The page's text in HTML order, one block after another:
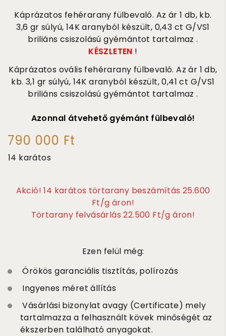
Káprázatos fehérarany fülbevaló. Az ár 1 db, kb.
3,6 gr súlyú, 14K aranyból készült, 0,43 ct G/VS1
briliáns csiszolású gyémántot tartalmaz .
KÉSZLETEN !
Káprázatos ovális fehérarany fülbevaló. Az ár 1 db,
kb. 3,1 gr súlyú, 14K aranyból készült, 0,41 ct G/VS1
briliáns csiszolású gyémántot tartalmaz .
Azonnal átvehető gyémánt fülbevaló!
790 000 Ft
14 karátos
Akció! 14 karátos törtarany beszámítás 25.600
Ft/g áron!
Törtarany felvásárlás 22.500 Ft/g áron!
Ezen felül még:
Örökös garanciális tisztítás, polírozás
Ingyenes méret állítás
Vásárlási bizonylat avagy (Certificate) mely
tartalmazza a felhasznált kövek minőségét az
ékszerben található anyagokat.